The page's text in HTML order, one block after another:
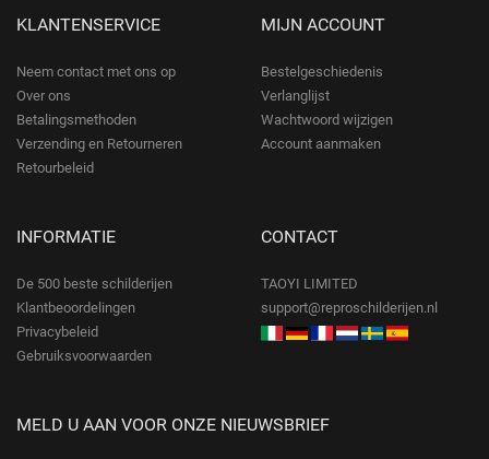
KLANTENSERVICE
Neem contact met ons op
Over ons
Betalingsmethoden
Verzending en Retourneren
Retourbeleid
MIJN ACCOUNT
Bestelgeschiedenis
Verlanglijst
Wachtwoord wijzigen
Account aanmaken
INFORMATIE
De 500 beste schilderijen
Klantbeoordelingen
Privacybeleid
Gebruiksvoorwaarden
CONTACT
TAOYI LIMITED
support@reproschilderijen.nl
MELD U AAN VOOR ONZE NIEUWSBRIEF